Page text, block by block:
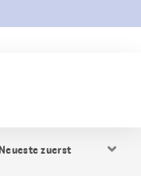
Sortierung